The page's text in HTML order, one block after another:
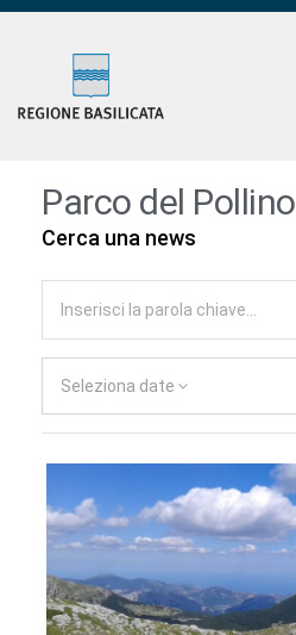
Parco del Pollino
Cerca una news
Seleziona date